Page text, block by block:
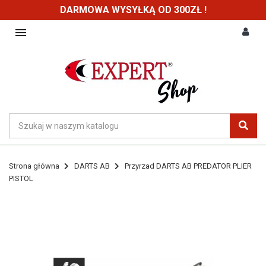
DARMOWA WYSYŁKĄ OD 300ZŁ !

Strona główna DARTS AB
Przyrzad DARTS AB PREDATOR PLIER
PISTOL